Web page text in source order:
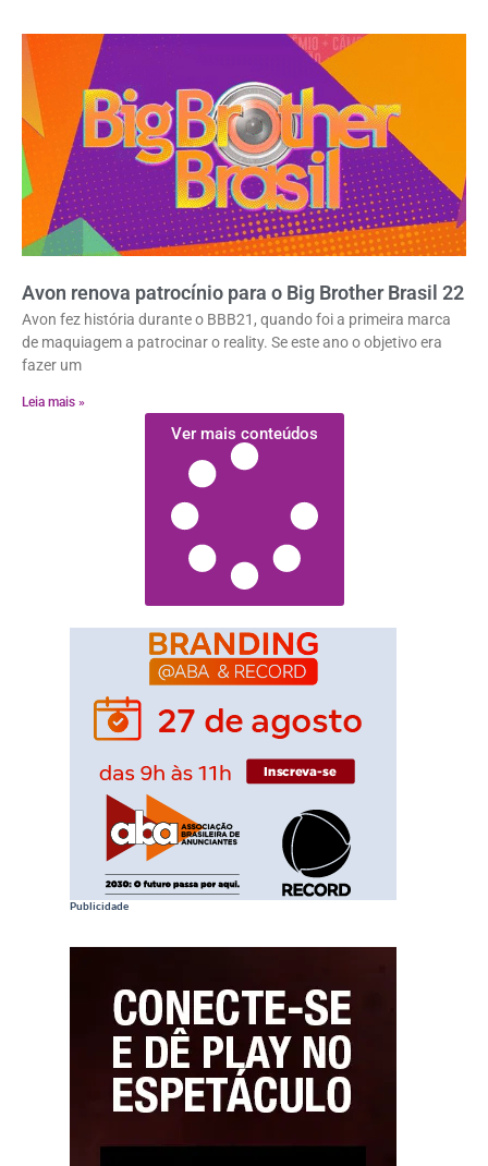
Avon renova patrocínio para o Big Brother Brasil 22
Avon fez história durante o BBB21, quando foi a primeira marca
de maquiagem a patrocinar o reality. Se este ano o objetivo era
fazer um
Leia mais »
Ver mais conteúdos
Publicidade